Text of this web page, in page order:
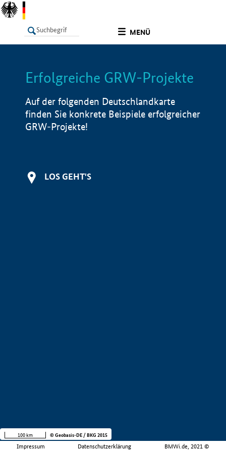
MENÜ
LISTE Info
Erfolgreiche GRW-Projekte
Auf der folgenden Deutschlandkarte
finden Sie konkrete Beispiele erfolgreicher
GRW-Projekte!
LOS GEHT'S
Impressum Datenschutzerklärung BMWi.de, 2021 ©
100 km © Geobasis-DE / BKG 2015